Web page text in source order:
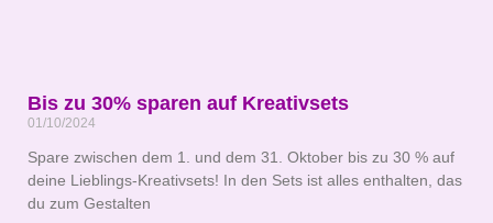
Bis zu 30% sparen auf Kreativsets
01/10/2024
Spare zwischen dem 1. und dem 31. Oktober bis zu 30 % auf
deine Lieblings-Kreativsets! In den Sets ist alles enthalten, das
du zum Gestalten